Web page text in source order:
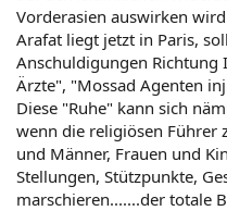
Vorderasien auswirken
Arafat liegt jetzt in Paris,
Anschuldigungen Richtung
Ärzte", "Mossad Agenten
Diese "Ruhe" kann sich
wenn die religiösen Führer
und Männer, Frauen und
Stellungen, Stützpunkte,
marschieren.......der totale